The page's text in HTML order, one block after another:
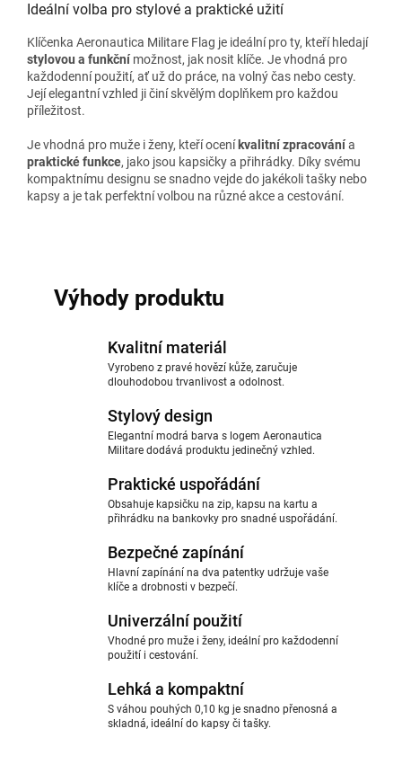
Ideální volba pro stylové a praktické užití
Klíčenka Aeronautica Militare Flag je ideální pro ty, kteří hledají
stylovou a funkční možnost, jak nosit klíče. Je vhodná pro
každodenní použití, ať už do práce, na volný čas nebo cesty.
Její elegantní vzhled ji činí skvělým doplňkem pro každou
příležitost.
Je vhodná pro muže i ženy, kteří ocení kvalitní zpracovánía
praktické funkce, jako jsou kapsičky a přihrádky. Díky svému
kompaktnímu designu se snadno vejde do jakékoli tašky nebo
kapsy a je tak perfektní volbou na různé akce a cestování.
Výhody produktu
Kvalitní materiál
Vyrobeno z pravé hovězí kůže, zaručuje
dlouhodobou trvanlivost a odolnost.
Stylový design
Elegantní modrá barva s logem Aeronautica
Militare dodává produktu jedinečný vzhled.
Praktické uspořádání
Obsahuje kapsičku na zip, kapsu na kartu a
přihrádku na bankovky pro snadné uspořádání.
Bezpečné zapínání
Hlavní zapínání na dva patentky udržuje vaše
klíče a drobnosti v bezpečí.
Univerzální použití
Vhodné pro muže i ženy, ideální pro každodenní
použití i cestování.
Lehká a kompaktní
S váhou pouhých 0,10 kg je snadno přenosná a
skladná, ideální do kapsy či tašky.